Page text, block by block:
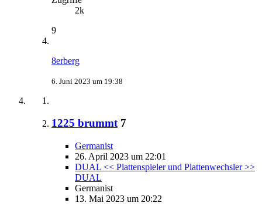
2k
9
8erberg
6. Juni 2023 um 19:38
1225 brummt 7
Germanist
26. April 2023 um 22:01
DUAL << Plattenspieler und Plattenwechsler >>
DUAL
Germanist
13. Mai 2023 um 20:22